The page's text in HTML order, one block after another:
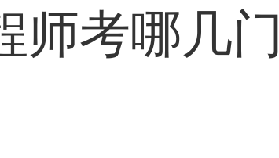
师考哪几门